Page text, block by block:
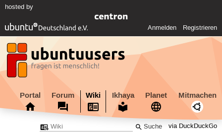
hosted by
Anmelden Registrieren
Portal Forum Wiki Ikhaya Planet Mitmachen
via DuckDuckGo